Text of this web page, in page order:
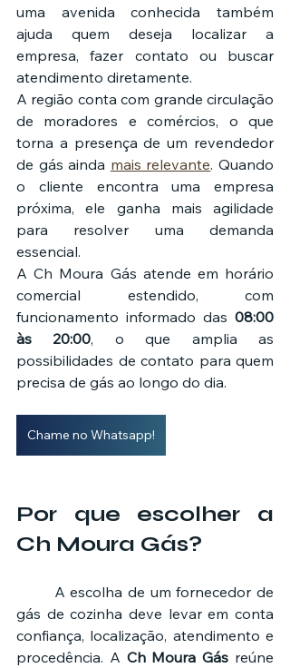
uma avenida conhecida também
ajuda quem deseja localizar a
empresa, fazer contato ou buscar
atendimento diretamente.
A região conta com grande circulação
de moradores e comércios, o que
torna a presença de um revendedor
de gás ainda mais relevante. Quando
o cliente encontra uma empresa
próxima, ele ganha mais agilidade
para resolver uma demanda
essencial.
A Ch Moura Gás atende em horário
comercial estendido, com
funcionamento informado das 08:00
às 20:00, o que amplia as
possibilidades de contato para quem
precisa de gás ao longo do dia.
Chame no Whatsapp!
Por que escolher a
Ch Moura Gás?
gás de cozinha deve levar em conta
confiança, localização, atendimento e
procedência. A Ch Moura Gás reúne